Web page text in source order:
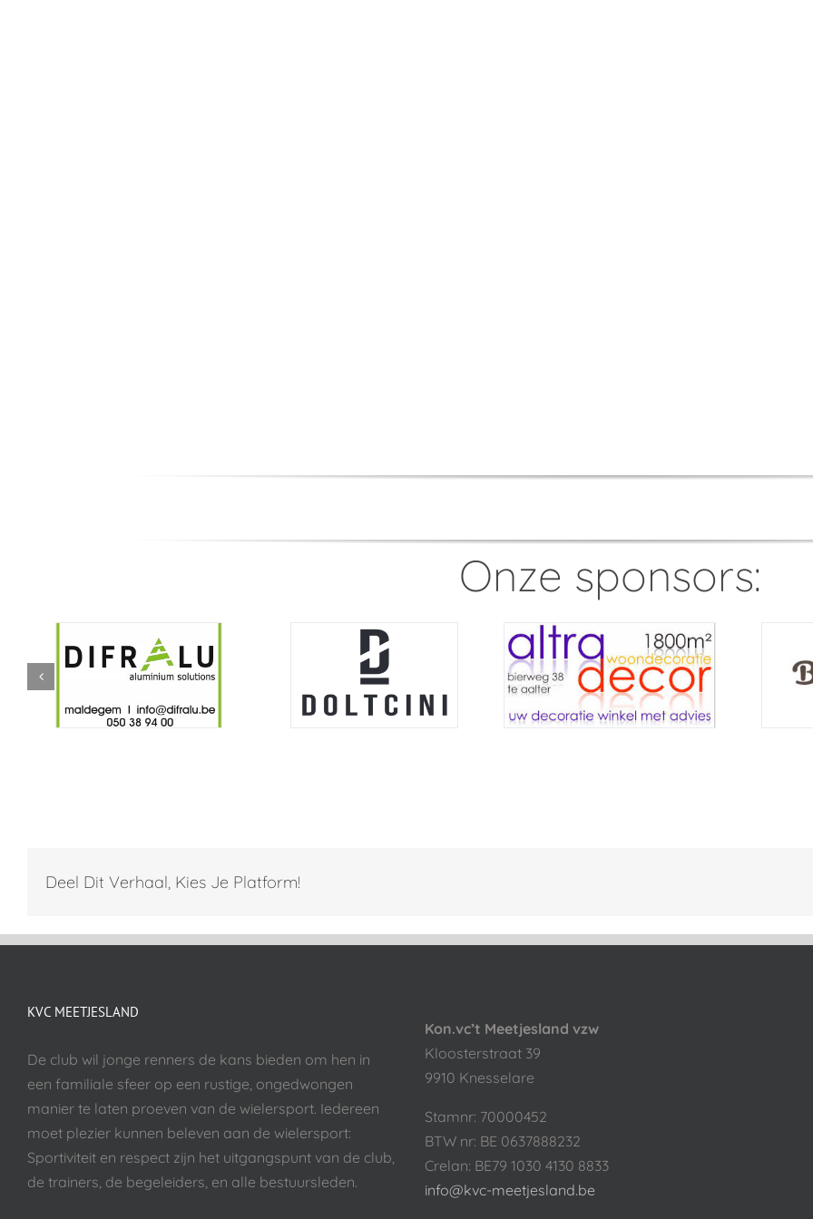
Onze sponsors:
Deel Dit Verhaal, Kies Je Platform!
KVC MEETJESLAND
De club wil jonge renners de kans bieden om hen in
een familiale sfeer op een rustige, ongedwongen
manier te laten proeven van de wielersport. Iedereen
moet plezier kunnen beleven aan de wielersport:
Sportiviteit en respect zijn het uitgangspunt van de club,
de trainers, de begeleiders, en alle bestuursleden.
Kon.vc’t Meetjesland vzw
Kloosterstraat 39
9910 Knesselare
Stamnr: 70000452
BTW nr: BE 0637888232
Crelan: BE79 1030 4130 8833
info@kvc-meetjesland.be